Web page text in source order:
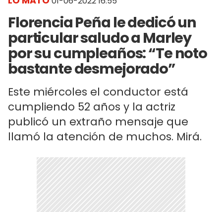
Florencia Peña le dedicó un
particular saludo a Marley
por su cumpleaños: “Te noto
bastante desmejorado”
Este miércoles el conductor está
cumpliendo 52 años y la actriz
publicó un extraño mensaje que
llamó la atención de muchos. Mirá.